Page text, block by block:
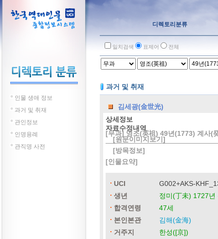
인물 생애 정보
과거 및 취재
관인정보
인명용례
관직명 사전
디렉토리분류
일치검색 표제어 전체
과거 및 취재
김세광(金世光)
상세정보
자료수정내역
[원문이미지보기]
[방목정보]
[무과] 영조(英祖) 49년(1773) 계사(
[인물요약]
UCI
G002+AKS-
생년
정미(丁未) 1727년
합격연령
47세
본인본관
김해(金海)
거주지
한성([京])